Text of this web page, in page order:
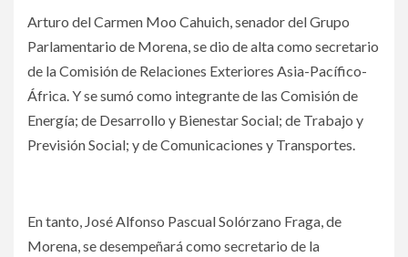
Arturo del Carmen Moo Cahuich, senador del Grupo
Parlamentario de Morena, se dio de alta como secretario
de la Comisión de Relaciones Exteriores Asia-Pacífico-
África. Y se sumó como integrante de las Comisión de
Energía; de Desarrollo y Bienestar Social; de Trabajo y
Previsión Social; y de Comunicaciones y Transportes.
En tanto, José Alfonso Pascual Solórzano Fraga, de
Morena, se desempeñará como secretario de la